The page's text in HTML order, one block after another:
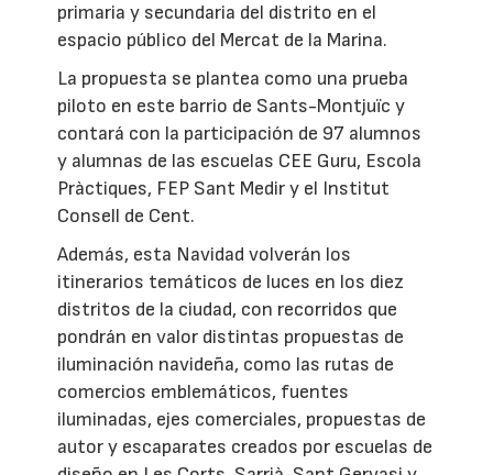
primaria y secundaria del distrito en el
espacio público del Mercat de la Marina.
La propuesta se plantea como una prueba
piloto en este barrio de Sants-Montjuïc y
contará con la participación de 97 alumnos
y alumnas de las escuelas CEE Guru, Escola
Pràctiques, FEP Sant Medir y el Institut
Consell de Cent.
Además, esta Navidad volverán los
itinerarios temáticos de luces en los diez
distritos de la ciudad, con recorridos que
pondrán en valor distintas propuestas de
iluminación navideña, como las rutas de
comercios emblemáticos, fuentes
iluminadas, ejes comerciales, propuestas de
autor y escaparates creados por escuelas de